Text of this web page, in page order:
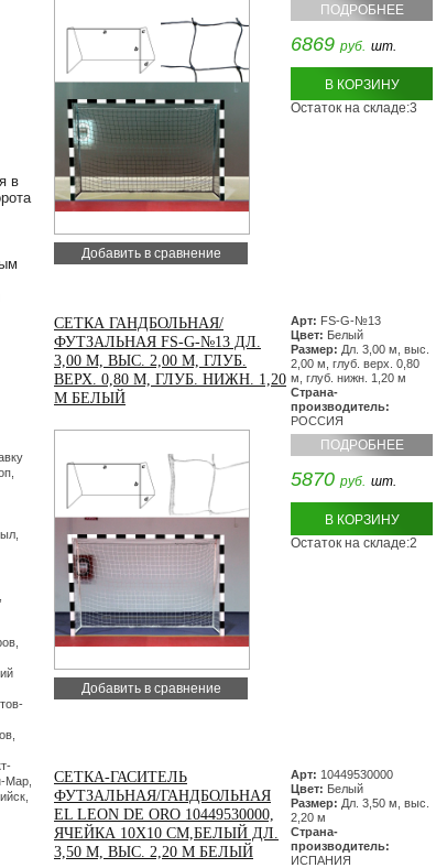
в
Мар,
Добавить в сравнение
ПОДРОБНЕЕ
6869 руб. шт.
В КОРЗИНУ
Остаток на складе:3
СЕТКА ГАНДБОЛЬНАЯ/
ФУТЗАЛЬНАЯ FS-G-№13 ДЛ.
3,00 М, ВЫС. 2,00 М, ГЛУБ.
ВЕРХ. 0,80 М, ГЛУБ. НИЖН. 1,20
М БЕЛЫЙ
Добавить в сравнение
Арт: FS-G-№13
Цвет: Белый
Размер: Дл. 3,00 м, выс.
2,00 м, глуб. верх. 0,80
м, глуб. нижн. 1,20 м
Страна-
производитель:
РОССИЯ
ПОДРОБНЕЕ
5870 руб. шт.
В КОРЗИНУ
Остаток на складе:2
СЕТКА-ГАСИТЕЛЬ
ФУТЗАЛЬНАЯ/ГАНДБОЛЬНАЯ
EL LEON DE ORO 10449530000,
ЯЧЕЙКА 10Х10 СМ,БЕЛЫЙ ДЛ.
3,50 М, ВЫС. 2,20 М БЕЛЫЙ
Арт: 10449530000
Цвет: Белый
Размер: Дл. 3,50 м, выс.
2,20 м
Страна-
производитель:
ИСПАНИЯ